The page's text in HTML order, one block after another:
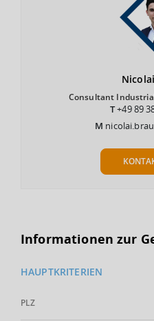
Nicolai
Consultant
T+49 89
M
Informationen zur
HAUPTKRITERIEN
PLZ